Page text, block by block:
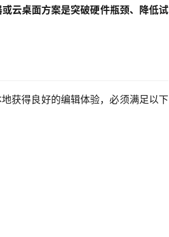
云桌面方案是突破硬件瓶颈、降低试
获得良好的编辑体验，必须满足以下